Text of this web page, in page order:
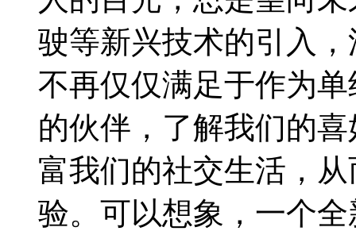
驶等新兴技术的引入
不再仅仅满足于作为
的伙伴，了解我们的
富我们的社交生活，
验。可以想象，一个